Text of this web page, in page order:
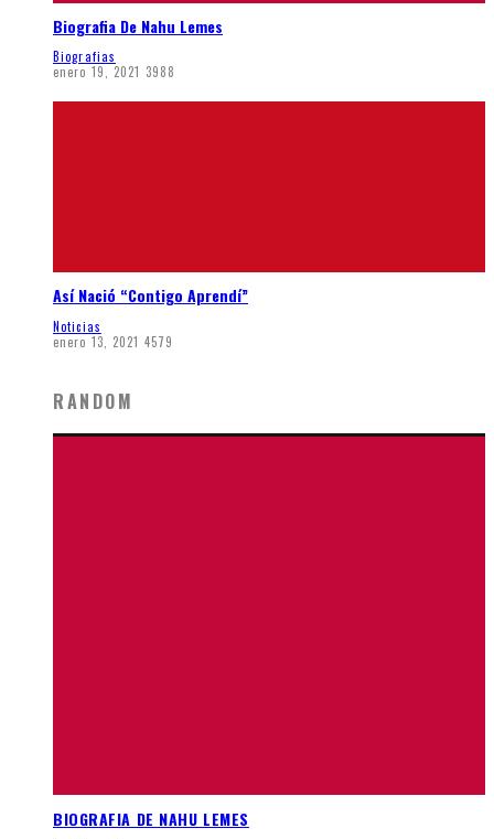
Biografia De Nahu Lemes
Biografias
enero 19, 2021 3988
Así Nació “Contigo Aprendí”
Noticias
enero 13, 2021 4579
RANDOM
BIOGRAFIA DE NAHU LEMES